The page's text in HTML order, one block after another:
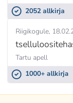
2052 allkirja
Riigikogule
Tartu apell
1000+ allkirja